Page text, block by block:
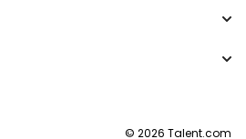
© 2026 Talent.com